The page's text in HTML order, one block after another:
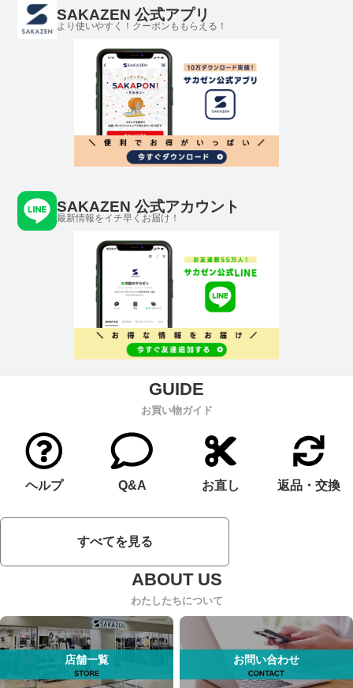
SAKAZEN 公式アプリ
より使いやすく！クーポンももらえる！
SAKAZEN 公式アカウント
最新情報をイチ早くお届け！
お買い物ガイド
ヘルプ Q&A お直し 返品・交換
すべてを見る
わたしたちについて
店舗一覧 お問い合わせ